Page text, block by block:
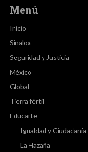
Menú
Inicio
Sinaloa
Seguridad y Justicia
México
Global
Tierra fértil
Educarte
Igualdad y Ciudadanía
La Hazaña